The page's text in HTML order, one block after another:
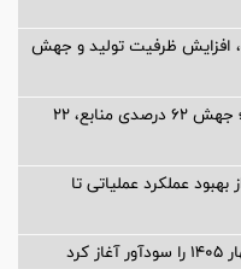
آب، افزایش ظرفیت تولید و جهش
مهر ایران در مسیر فتح قله‌های جدید؛ جهش ۶۲ درصدی منابع، ۲۲
بانک پارسیان در سال ۱۴۰۵؛ از بهبود عملکرد عملیاتی تا